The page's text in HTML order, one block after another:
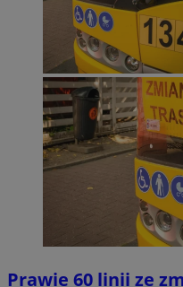
Prawie 60 linii ze